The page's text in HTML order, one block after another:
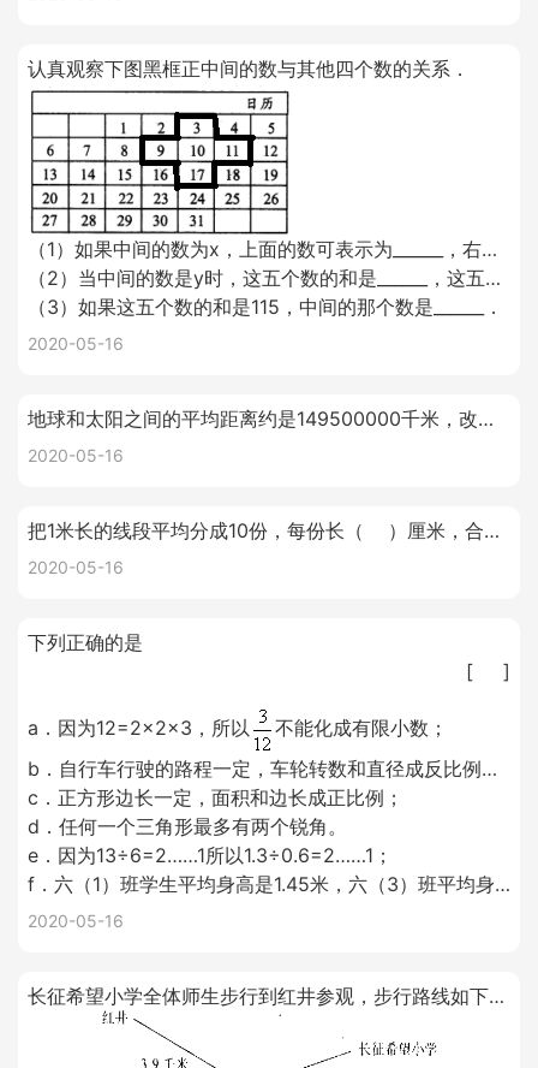
认真观察下图黑框正中间的数与其他四个数的关系．
（1）如果中间的数为x，上面的数可表示为______，右边的数是______．
（2）当中间的数是y时，这五个数的和是______，这五个数的平均数是______．
（3）如果这五个数的和是115，中间的那个数是______．
2020-05-16
地球和太阳之间的平均距离约是149500000千米，改写成用“万”作单位的数是______千米，省略亿后面的尾数是______千米．
2020-05-16
把1米长的线段平均分成10份，每份长（ ）厘米，合（ ）分米。
2020-05-16
下列正确的是
[ ]
a．因为12=2×2×3，所以
不能化成有限小数；
b．自行车行驶的路程一定，车轮转数和直径成反比例；
c．正方形边长一定，面积和边长成正比例；
d．任何一个三角形最多有两个锐角。
e．因为13÷6=2……1所以1.3÷0.6=2……1；
f．六（1）班学生平均身高是1.45米，六（3）班平均身高是1.4l米；小明是六（1）班同学，小华是六（3）班同学，小明可能比小华高。
2020-05-16
长征希望小学全体师生步行到红井参观，步行路线如下图。他们上午8时半从学校出发，平均每小时走3千米，什么时候能到红井？